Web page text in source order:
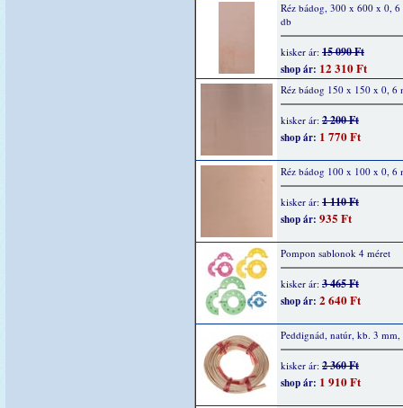
Réz bádog, 300 x 600 x 0,
db
kisker ár: 15 090 Ft
shop ár: 12 310 Ft
Réz bádog 150 x 150 x 0, 6
kisker ár: 2 200 Ft
shop ár: 1 770 Ft
Réz bádog 100 x 100 x 0, 6
kisker ár: 1 110 Ft
shop ár: 935 Ft
Pompon sablonok 4 méret
kisker ár: 3 465 Ft
shop ár: 2 640 Ft
Peddignád, natúr, kb. 3
kisker ár: 2 360 Ft
shop ár: 1 910 Ft